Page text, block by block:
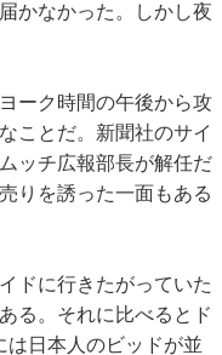
かなかった。しかし夜
ーク時間の午後から攻
ことだ。新聞社のサイ
ッチ広報部長が解任だ
りを誘った一面もある
ドに行きたがっていた
る。それに比べるとド
は日本人のビッドが並